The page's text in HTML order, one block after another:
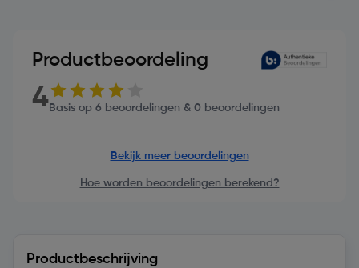
Productbeoordeling
4Basis op 6 beoordelingen & 0 beoordelingen
Bekijk meer beoordelingen
Hoe worden beoordelingen berekend?
Productbeschrijving